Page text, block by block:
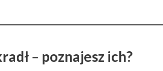
– poznajesz ich?